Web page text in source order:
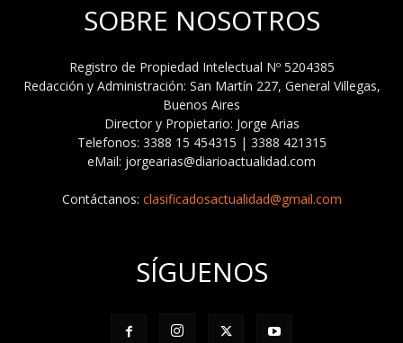
SOBRE NOSOTROS
Registro de Propiedad Intelectual Nº 5204385
Redacción y Administración: San Martín 227, General Villegas,
Buenos Aires
Director y Propietario: Jorge Arias
Telefonos: 3388 15 454315 | 3388 421315
eMail: jorgearias@diarioactualidad.com
Contáctanos: clasificadosactualidad@gmail.com
SÍGUENOS